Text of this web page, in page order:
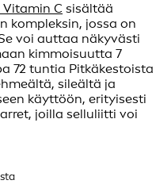
Vitamin C sisältää
kompleksin, jossa on
voi auttaa näkyvästi
kimmoisuutta 7
72 tuntia Pitkäkestoista
sileältä ja
käyttöön, erityisesti
joilla selluliitti voi